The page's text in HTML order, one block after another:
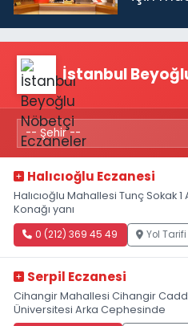
İstanbul
Halıcıoğlu Eczanesi
Halıcıoğlu Mahallesi Tunç Sokak
Konağı yanı
0 (212) 369 45 49 Yol Tarifi
Serpil Eczanesi
Cihangir Mahallesi Cihangir
Üniversitesi Arka Cephesinde